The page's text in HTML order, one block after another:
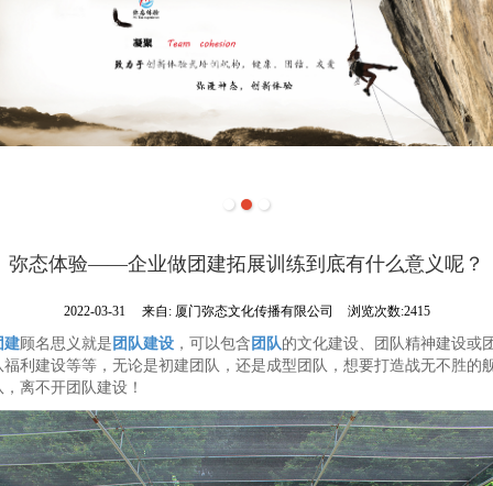
弥态体验——企业做团建拓展训练到底有什么意义呢？
2022-03-31 来自: 厦门弥态文化传播有限公司 浏览次数:2415
建顾名思义就是 团队建设，可以包含 团队的文化建设、团队精神建设或
福利建设等等，无论是初建团队，还是成型团队，想要打造战无不胜的
，离不开团队建设！